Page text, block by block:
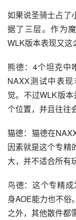
如果说圣骑士占了
据了三层。作为
WLK版本表现又这
熊德：4个坦克中
NAXX测试中表
觉。不过WLK版
个位置，并且往往
猫德：猫德在
因素就是这个专精
大，并不适合所有
鸟德：这个专精
身AOE能力也不俗
之外，其他散件都